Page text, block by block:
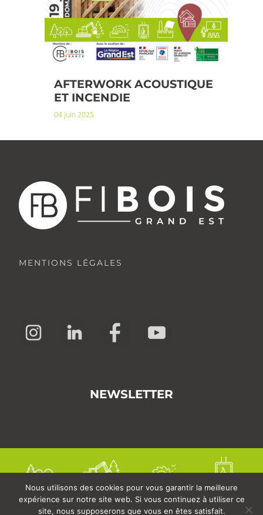
AFTERWORK ACOUSTIQUE
ET INCENDIE
04 juin 2025
MENTIONS LÉGALES
NEWSLETTER
Nous utilisons des cookies pour vous garantir la meilleure
expérience sur notre site web. Si vous continuez à utiliser ce
site, nous supposerons que vous en êtes satisfait.